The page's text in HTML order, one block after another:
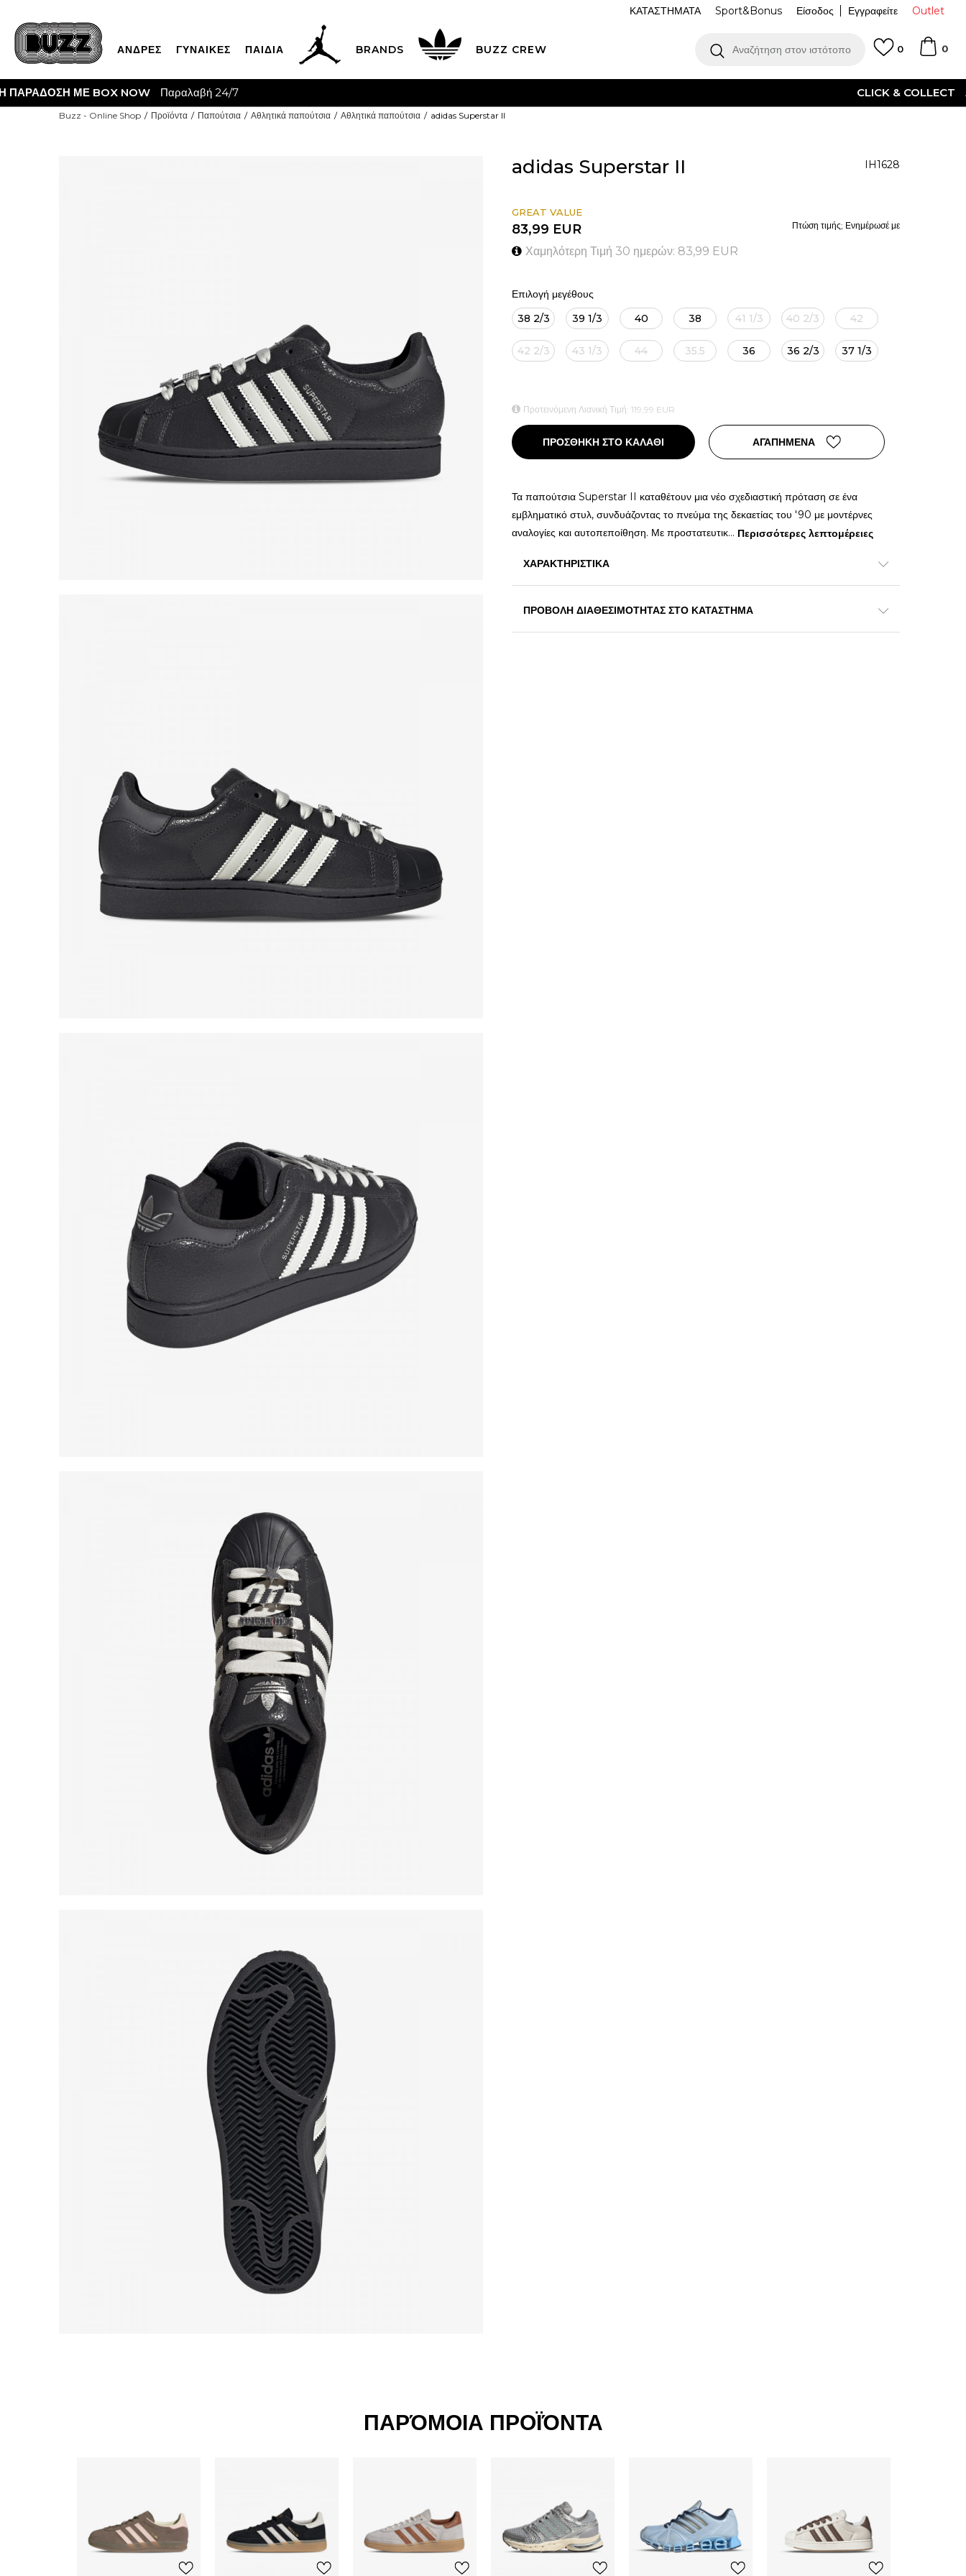
Outlet
Είσοδος Εγγραφείτε
ΚΑΤΑΣΤΗΜΑΤΑ Sport&Bonus
ΑΝΔΡΕΣ ΓΥΝΑΙΚΕΣ ΠΑΙΔΙΑ BRANDS BUZZ CREW Αναζήτηση στον ιστότοπο 0
0
Buzz - Online Shop Προϊόντα Παπούτσια Αθλητικά παπούτσια Αθλητικά παπούτσια adidas Superstar II
adidas Superstar II IH1628
GREAT VALUE
83,99 EUR
Χαμηλότερη Τιμή 30 ημερών: 83,99 EUR
Πτώση τιμής; Ενημέρωσέ με
Επιλογή μεγέθους
38 2/3
39 1/3 40 38 41 1/3 40 2/3 42
42 2/3 43 1/3 44 35.5 36 36 2/3 37 1/3
Προτεινόμενη Λιανική Τιμή: 119,99 EUR
ΠΡΟΣΘΗΚΗ ΣΤΟ ΚΑΛΑΘΙ ΑΓΑΠΗΜΕΝΑ
Τα παπούτσια Superstar II καταθέτουν μια νέο σχεδιαστική πρόταση σε ένα
εμβληματικό στυλ, συνδυάζοντας το πνεύμα της δεκαετίας του '90 με μοντέρνες
αναλογίες και αυτοπεποίθηση. Με προστατευτικ... Περισσότερες λεπτομέρειες
ΧΑΡΑΚΤΗΡΙΣΤΙΚΑ
ΠΡΟΒΟΛΗ ΔΙΑΘΕΣΙΜΟΤΗΤΑΣ ΣΤΟ ΚΑΤΑΣΤΗΜΑ
ΠΑΡΌΜΟΙΑ ΠΡΟΪΌΝΤΑ